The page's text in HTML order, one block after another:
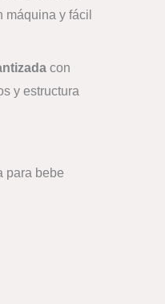
máquina y fácil
con
y estructura